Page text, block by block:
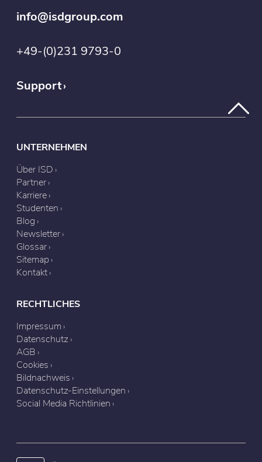
info@isdgroup.com
+49-(0)231 9793-0
Support
UNTERNEHMEN
Über ISD
Partner
Karriere
Studenten
Blog
Newsletter
Glossar
Sitemap
Kontakt
RECHTLICHES
Impressum
Datenschutz
AGB
Cookies
Bildnachweis
Datenschutz-Einstellungen
Social Media Richtlinien